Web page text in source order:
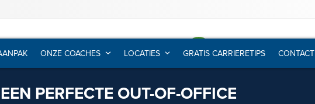
ONZE COACHES LOCATIES GRATIS CARRIERETIPS CONTACT
PERFECTE OUT-OF-OFFICE